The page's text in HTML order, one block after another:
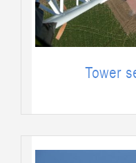
Tower